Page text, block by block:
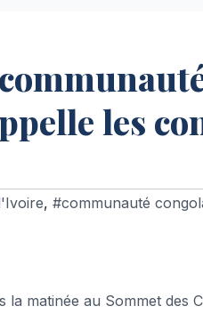
les
, #communauté
matinée au Sommet des